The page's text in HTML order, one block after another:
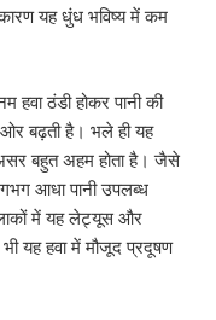
कारण यह धुंध भविष्य में कम
ठंडी होकर पानी की
बढ़ती है। भले ही यह
बहुत अहम होता है। जैसे
आधा पानी उपलब्ध
में यह लेट्यूस और
यह हवा में मौजूद प्रदूषण